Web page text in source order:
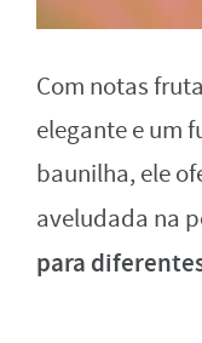
Com notas
elegante e um
baunilha, ele
aveludada na
para